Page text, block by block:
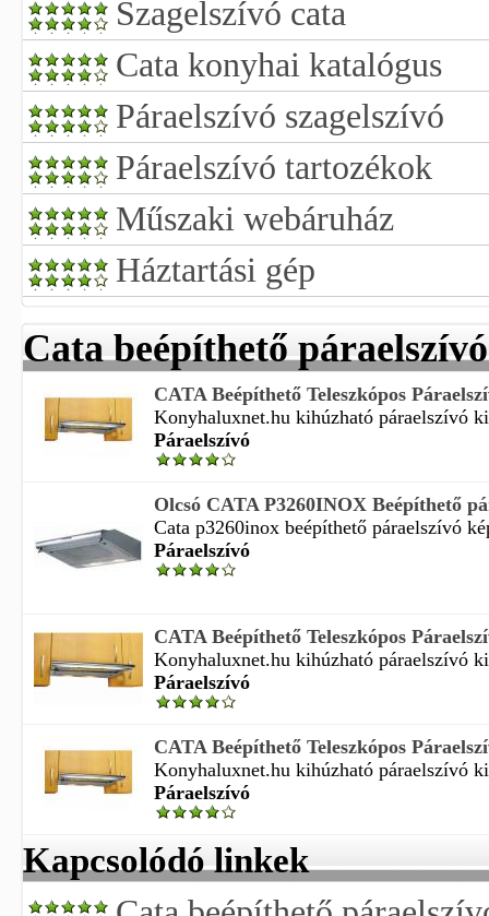
Szagelszívó cata
Cata konyhai katalógus
Páraelszívó szagelszívó
Páraelszívó tartozékok
Műszaki webáruház
Háztartási gép
Cata beépíthető páraelszívó
CATA Beépíthető Teleszkópos
Konyhaluxnet.hu kihúzható páraelszívó
Páraelszívó
Olcsó CATA P3260INOX Beépíthető
Cata p3260inox beépíthető páraelszívó
Páraelszívó
CATA Beépíthető Teleszkópos
Konyhaluxnet.hu kihúzható páraelszívó
Páraelszívó
CATA Beépíthető Teleszkópos
Konyhaluxnet.hu kihúzható páraelszívó
Páraelszívó
Kapcsolódó linkek